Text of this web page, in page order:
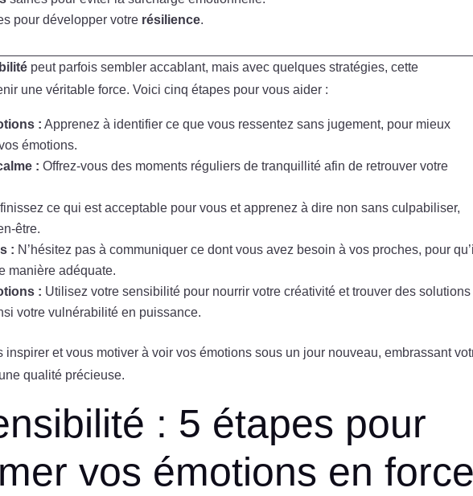
pour développer votre résilience.
peut parfois sembler accablant, mais avec quelques stratégies, cette
une véritable force. Voici cinq étapes pour vous aider :
: Apprenez à identifier ce que vous ressentez sans jugement, pour mieux
émotions.
: Offrez-vous des moments réguliers de tranquillité afin de retrouver votre
ce qui est acceptable pour vous et apprenez à dire non sans culpabiliser,
être.
: N’hésitez pas à communiquer ce dont vous avez besoin à vos proches, pour
manière adéquate.
: Utilisez votre sensibilité pour nourrir votre créativité et trouver des solutions
votre vulnérabilité en puissance.
inspirer et vous motiver à voir vos émotions sous un jour nouveau, embrassant
qualité précieuse.
: 5 étapes pour
vos émotions en force